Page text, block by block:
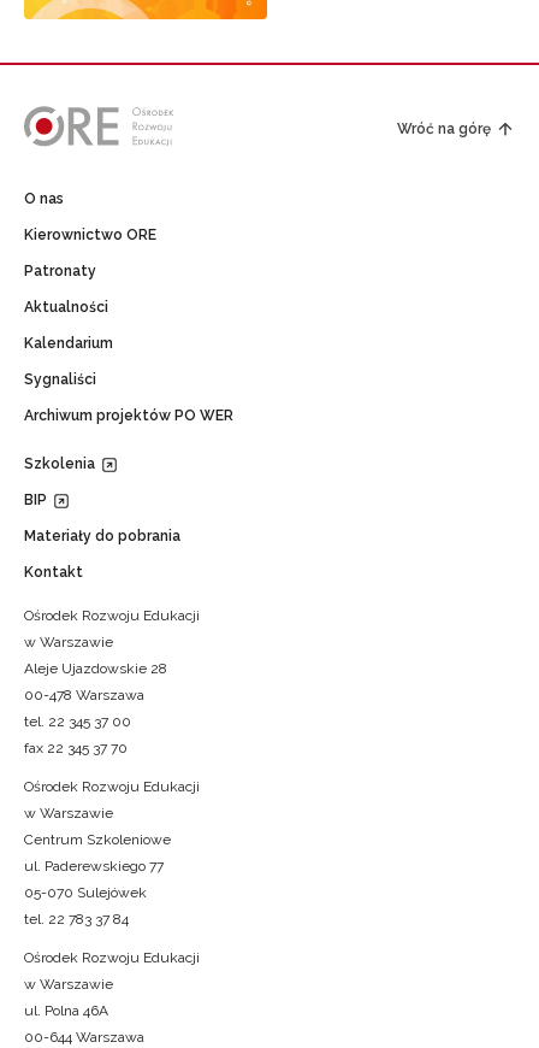
Wróć na górę
O nas
Kierownictwo ORE
Patronaty
Aktualności
Kalendarium
Sygnaliści
Archiwum projektów PO WER
Szkolenia
BIP
Materiały do pobrania
Kontakt
Ośrodek Rozwoju Edukacji
w Warszawie
Aleje Ujazdowskie 28
00-478 Warszawa
tel. 22 345 37 00
fax 22 345 37 70
Ośrodek Rozwoju Edukacji
w Warszawie
Centrum Szkoleniowe
ul. Paderewskiego 77
05-070 Sulejówek
tel. 22 783 37 84
Ośrodek Rozwoju Edukacji
w Warszawie
ul. Polna 46A
00-644 Warszawa
Zapisz się i bądź na bieżąco z najnowszymi
o szkoleniach i programach.
celach marketingowych.